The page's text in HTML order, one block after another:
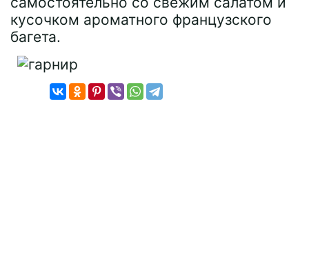
кусочком ароматного французского
багета.